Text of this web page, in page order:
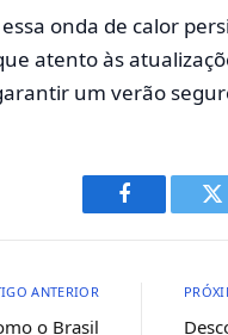
onda de calor
atento às
um verão
Facebook
ANTERIOR
o Brasil